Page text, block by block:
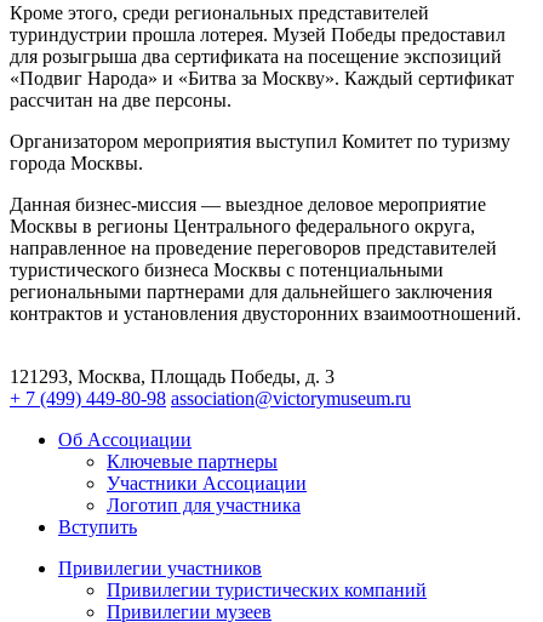
Кроме этого, среди региональных представителей
туриндустрии прошла лотерея. Музей Победы предоставил
для розыгрыша два сертификата на посещение экспозиций
«Подвиг Народа» и «Битва за Москву». Каждый сертификат
рассчитан на две персоны.
Организатором мероприятия выступил Комитет по туризму
города Москвы.
Данная бизнес-миссия — выездное деловое мероприятие
Москвы в регионы Центрального федерального округа,
направленное на проведение переговоров представителей
туристического бизнеса Москвы с потенциальными
региональными партнерами для дальнейшего заключения
контрактов и установления двусторонних взаимоотношений.
121293, Москва, Площадь Победы, д. 3
+ 7 (499) 449-80-98 association@victorymuseum.ru
Об Ассоциации
Ключевые партнеры
Участники Ассоциации
Логотип для участника
Вступить
Привилегии участников
Привилегии туристических компаний
Привилегии музеев